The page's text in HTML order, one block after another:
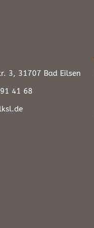
3, 31707 Bad Eilsen
41 68